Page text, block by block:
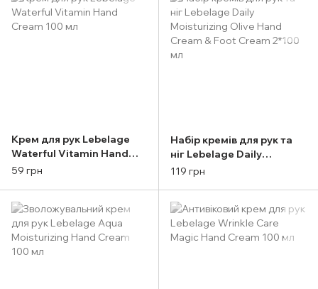
Крем для рук Lebelage
Waterful Vitamin Hand
Cream 100 мл
59 грн
Набір кремів для рук та
ніг Lebelage Daily
Moisturizing Olive Hand
119 грн